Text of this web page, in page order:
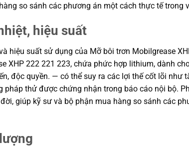
so sánh các phương án một cách thực tế trong
hiệu suất
hiệu suất sử dụng của Mỡ bôi trơn Mobilgrease
XHP 222 221 223, chứa phức hợp lithium, dành
độc quyền. — có thể suy ra các lợi thế cốt lõi như
pháp thử được chứng nhận trong báo cáo nội bộ.
giúp kỹ sư và bộ phận mua hàng so sánh các